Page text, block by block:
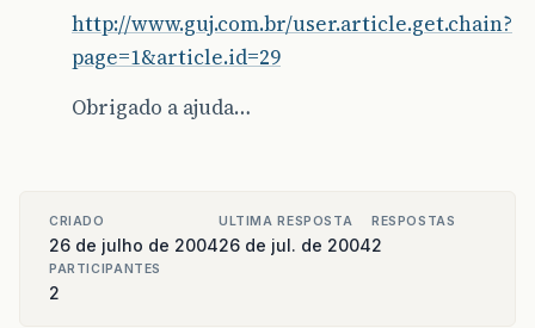
http://www.guj.com.br/user.article.get.chain?
page=1&article.id=29
Obrigado a ajuda…
CRIADO
26 de julho de 2004
ULTIMA RESPOSTA
26 de jul. de 2004
RESPOSTAS
2
PARTICIPANTES
2